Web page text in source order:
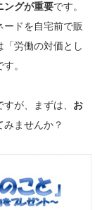
ングが重要です。
ドを自宅前で販
労働の対価とし
。
が、まずは、 お
みませんか？